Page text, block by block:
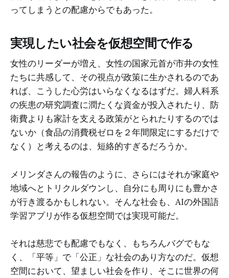
ってしまうとの配慮からでもあった。
実現したい社会を仮想空間で作る
女性のリーダーが増え、女性の国家元首が市井の女性
たちに共感して、その視点が政策に生かされるのであ
れば、こうした心労はいらなくなるはずだ。婦人科系
の疾患の研究調査に潤たくな資金が投入されたり、防
衛費よりも家計を支える政策がとられたりするのでは
ないか（食品の消費税ゼロを２年間限定にするだけで
なく）と考えるのは、短絡的すぎるだろうか。
メリンダさんの報告のように、さらにはそれが家庭や
地域へとトリクルダウンし、自分にも周りにも豊かさ
が行き渡るかもしれない。そんな社会も、AIの外国語
学習アプリが作る仮想空間では実現可能だ。
それは慈悲でも配慮でもなく、もちろんバグでもな
く、「平等」で「公正」な社会のあり方なのだ。仮想
空間において、望ましい社会を作り、そこに世界の何